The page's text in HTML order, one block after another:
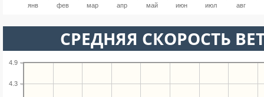
янв фев мар апр май июн июл авг
СРЕДНЯЯ СКОРОСТЬ
4.3
4.9